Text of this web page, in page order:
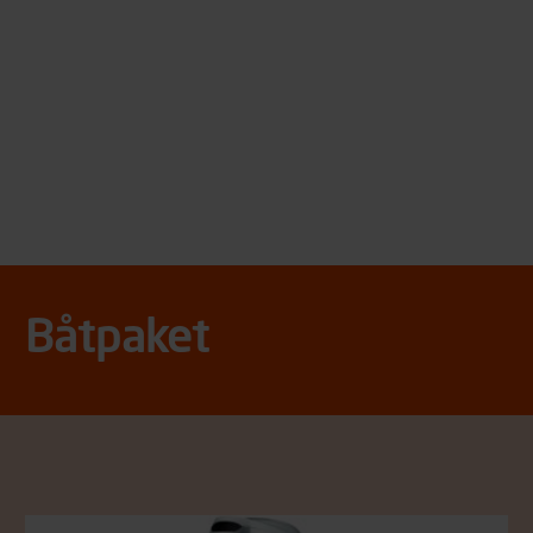
Båtpaket